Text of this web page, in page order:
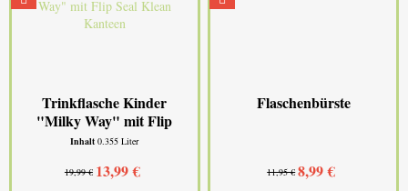
Trinkflasche Kinder
"Milky Way" mit Flip
Seal...
Inhalt0.355 Liter
19,99 € 13,99 €
Flaschenbürste
11,95 € 8,99 €